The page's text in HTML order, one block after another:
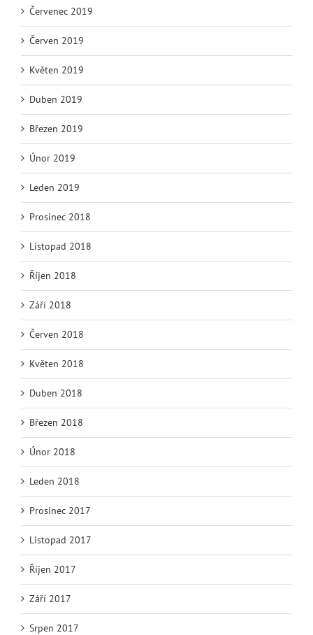
Červenec 2019
Červen 2019
Květen 2019
Duben 2019
Březen 2019
Únor 2019
Leden 2019
Prosinec 2018
Listopad 2018
Říjen 2018
Září 2018
Červen 2018
Květen 2018
Duben 2018
Březen 2018
Únor 2018
Leden 2018
Prosinec 2017
Listopad 2017
Říjen 2017
Září 2017
Srpen 2017